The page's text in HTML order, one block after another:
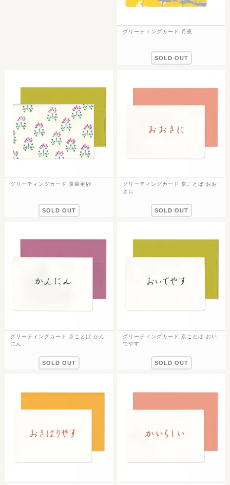
グリーティングカード 月夜
SOLD OUT
グリーティングカード 蓮華更紗
SOLD OUT
グリーティングカード 京ことば おお
きに
SOLD OUT
グリーティングカード 京ことば かん
にん
SOLD OUT
グリーティングカード 京ことば おい
でやす
SOLD OUT